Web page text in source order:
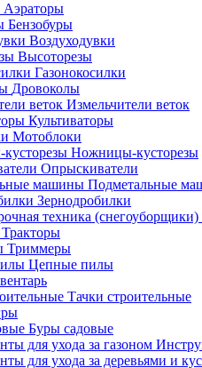
Аэраторы
Бензобуры
Воздуходувки
Высоторезы
Газонокосилки
Дровоколы
Измельчители веток
Культиваторы
Мотоблоки
Ножницы-кусторезы
Опрыскиватели
Подметальные
Зернодробилки
Тракторы
Триммеры
Цепные пилы
Тачки строительные
Буры садовые